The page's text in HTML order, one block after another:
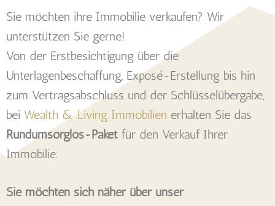
Sie möchten ihre Immobilie verkaufen? Wir
unterstützen Sie gerne!
Von der Erstbesichtigung über die
Unterlagenbeschaffung, Exposé-Erstellung bis hin
zum Vertragsabschluss und der Schlüsselübergabe,
bei Wealth & Living Immobilien erhalten Sie das
Rundumsorglos-Paket für den Verkauf Ihrer
Immobilie.
Sie möchten sich näher über unser